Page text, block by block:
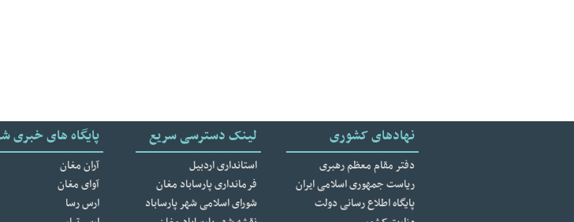
نهادهای کشوری
دفتر مقام معظم رهبری
ریاست جمهوری اسلامی ایران
پایگاه اطلاع رسانی دولت
لینک دسترسی سریع
استانداری اردبیل
فرمانداری پارساباد مغان
شورای اسلامی شهر پارساباد
پایگاه های خبری
آران مغان
آوای مغان
ارس رسا